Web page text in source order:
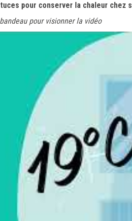
pour conserver la chaleur chez
pour visionner la vidéo